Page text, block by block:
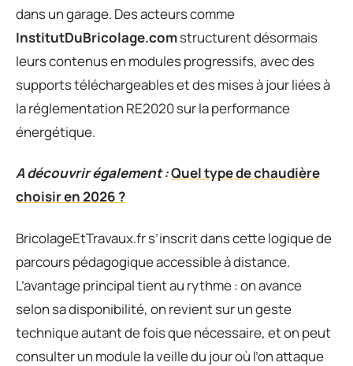
dans un garage. Des acteurs comme
InstitutDuBricolage.comstructurent désormais
leurs contenus en modules progressifs, avec des
supports téléchargeables et des mises à jour liées à
la réglementation RE2020 sur la performance
énergétique.
A découvrir également :Quel type de chaudière
choisir en 2026 ?
BricolageEtTravaux.fr s’inscrit dans cette logique de
parcours pédagogique accessible à distance.
L’avantage principal tient au rythme : on avance
selon sa disponibilité, on revient sur un geste
technique autant de fois que nécessaire, et on peut
consulter un module la veille du jour où l’on attaque